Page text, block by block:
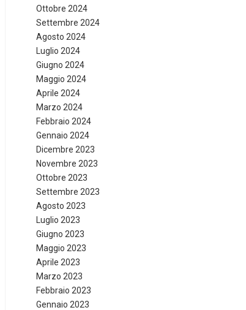
Ottobre 2024
Settembre 2024
Agosto 2024
Luglio 2024
Giugno 2024
Maggio 2024
Aprile 2024
Marzo 2024
Febbraio 2024
Gennaio 2024
Dicembre 2023
Novembre 2023
Ottobre 2023
Settembre 2023
Agosto 2023
Luglio 2023
Giugno 2023
Maggio 2023
Aprile 2023
Marzo 2023
Febbraio 2023
Gennaio 2023